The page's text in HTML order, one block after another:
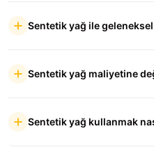
Sentetik yağ ile
Sentetik yağ maliyetine
Sentetik yağ kullanmak